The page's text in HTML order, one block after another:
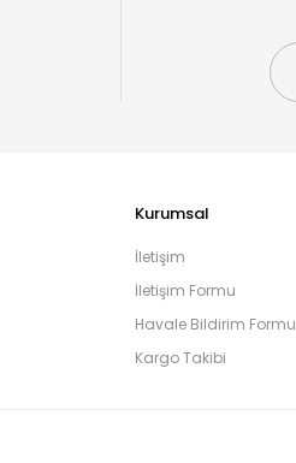
Kurumsal
İletişim
İletişim Formu
Havale Bildirim Formu
Kargo Takibi